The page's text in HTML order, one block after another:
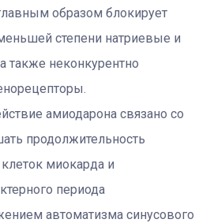
образом блокирует
степени натриевые и
также неконкурентно
амиодарона связано со
продолжительность
миокарда и
периода
автоматизма синусового